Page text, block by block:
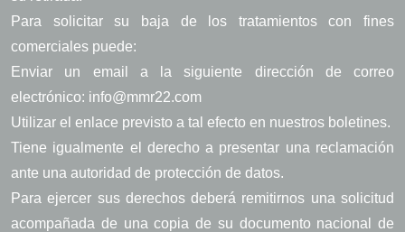
Para solicitar su baja de los tratamientos con fines
comerciales puede:
Enviar un email a la siguiente dirección de correo
electrónico: info@mmr22.com
Utilizar el enlace previsto a tal efecto en nuestros boletines.
Tiene igualmente el derecho a presentar una reclamación
ante una autoridad de protección de datos.
Para ejercer sus derechos deberá remitirnos una solicitud
acompañada de una copia de su documento nacional de